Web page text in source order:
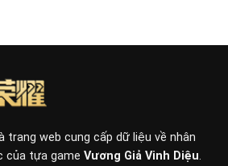
trang web cung cấp dữ liệu về nhân
của tựa game Vương Giả Vinh Diệu.